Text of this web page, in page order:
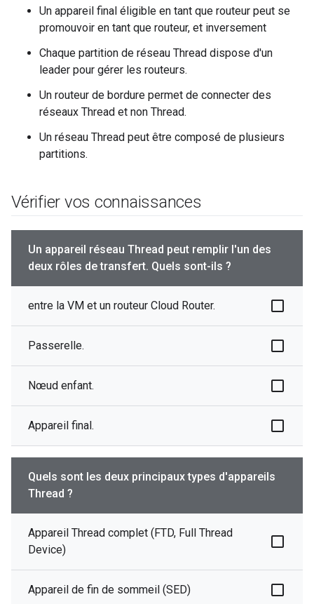
Un appareil final éligible en tant que routeur peut se
promouvoir en tant que routeur, et inversement
Chaque partition de réseau Thread dispose d'un
leader pour gérer les routeurs.
Un routeur de bordure permet de connecter des
réseaux Thread et non Thread.
Un réseau Thread peut être composé de plusieurs
partitions.
Vérifier vos connaissances
Un appareil réseau Thread peut remplir l'un des
deux rôles de transfert. Quels sont-ils ?
entre la VM et un routeur Cloud Router.
Passerelle.
Nœud enfant.
Appareil final.
Quels sont les deux principaux types d'appareils
Thread ?
Appareil Thread complet (FTD, Full Thread
Device)
Appareil de fin de sommeil (SED)